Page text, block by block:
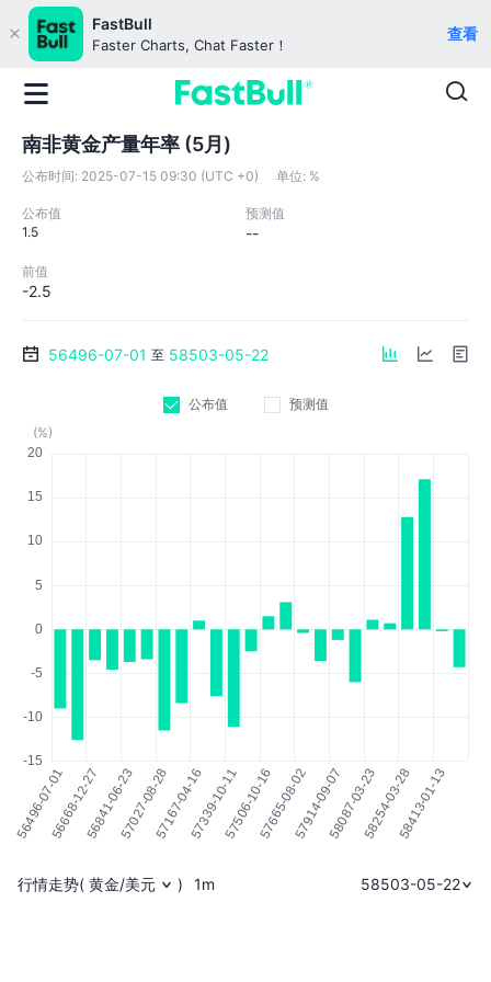
FastBull
Faster Charts, Chat Faster！
查看
南非黄金产量年率 (5月)
公布时间: 2025-07-15 09:30 (UTC +0) 单位: %
公布值
1.5
预测值
--
前值
-2.5
56496-07-01 至 58503-05-22
公布值
预测值
(%)
行情走势( 黄金/美元 ) 1m 58503-05-22